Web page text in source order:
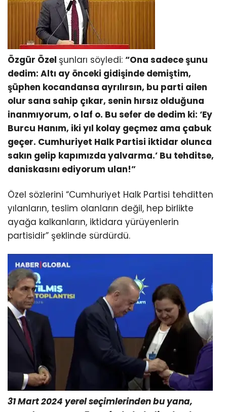
Özgür Özel şunları söyledi: “Ona sadece şunu
dedim: Altı ay önceki gidişinde demiştim,
şüphen kocandansa ayrılırsın, bu parti ailen
olur sana sahip çıkar, senin hırsız olduğuna
inanmıyorum, o laf o. Bu sefer de dedim ki: ‘Ey
Burcu Hanım, iki yıl kolay geçmez ama çabuk
geçer. Cumhuriyet Halk Partisi iktidar olunca
sakın gelip kapımızda yalvarma.’ Bu tehditse,
daniskasını ediyorum ulan!”
Özel sözlerini “Cumhuriyet Halk Partisi tehditten
yılanların, teslim olanların değil, hep birlikte
ayağa kalkanların, iktidara yürüyenlerin
partisidir” şeklinde sürdürdü.
31 Mart 2024 yerel seçimlerinden bu yana,